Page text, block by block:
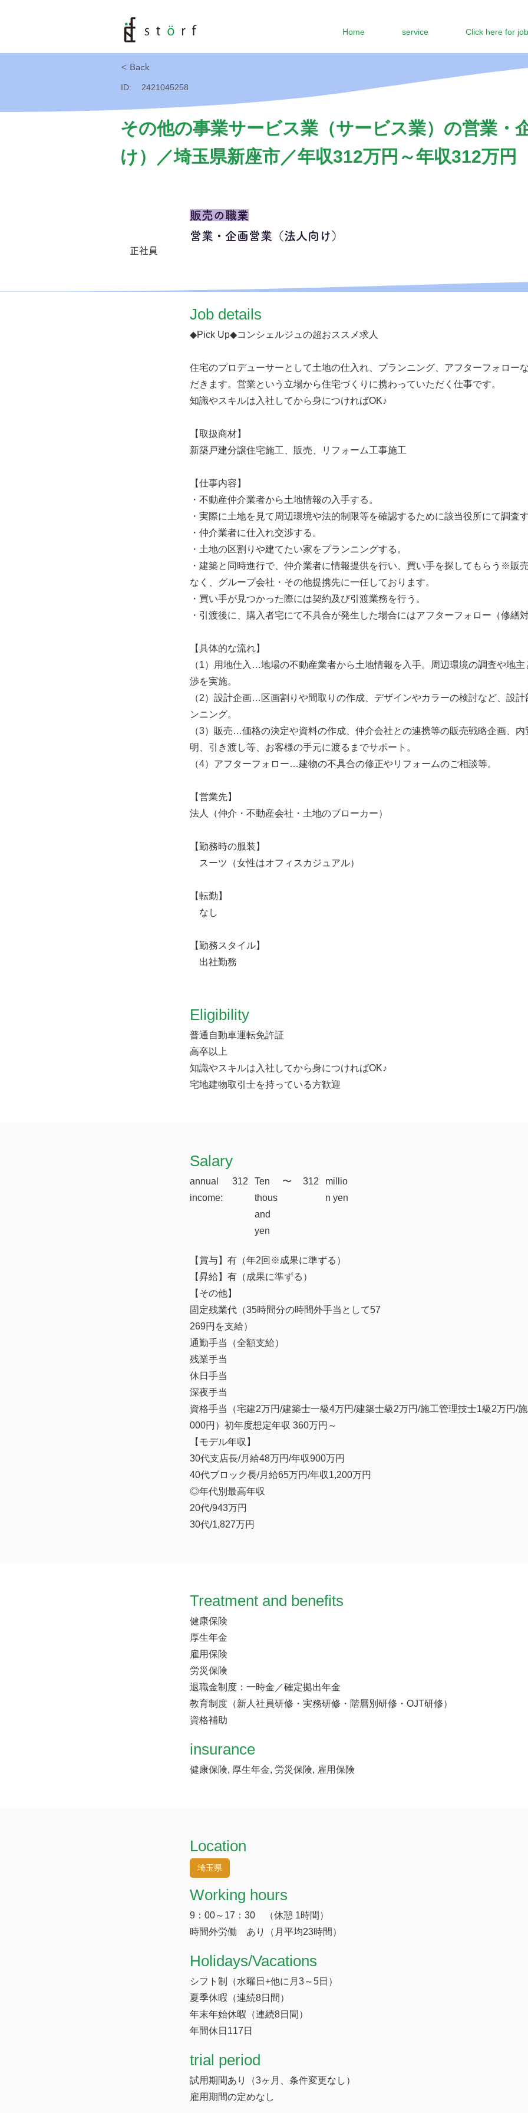
Home service Click here for
< Back
ID: 2421045258
その他の事業サービス業（サービス業）の営業・
け）／埼玉県新座市／年収312万円～年収312万円
正社員
販売の職業
営業・企画営業（法人向け）
​Job details
◆Pick Up◆コンシェルジュの超おススメ求人
住宅のプロデューサーとして土地の仕入れ、プランニング、アフターフォロー
だきます。営業という立場から住宅づくりに携わっていただく仕事です。
知識やスキルは入社してから身につければOK♪
【取扱商材】
新築戸建分譲住宅施工、販売、リフォーム工事施工
【仕事内容】
・不動産仲介業者から土地情報の入手する。
・実際に土地を見て周辺環境や法的制限等を確認するために該当役所にて調査す
・仲介業者に仕入れ交渉する。
・土地の区割りや建てたい家をプランニングする。
・建築と同時進行で、仲介業者に情報提供を行い、買い手を探してもらう※販
なく、グループ会社・その他提携先に一任しております。
・買い手が見つかった際には契約及び引渡業務を行う。
・引渡後に、購入者宅にて不具合が発生した場合にはアフターフォロー（修繕
【具体的な流れ】
（1）用地仕入…地場の不動産業者から土地情報を入手。周辺環境の調査や地
渉を実施。
（2）設計企画…区画割りや間取りの作成、デザインやカラーの検討など、設計
ンニング。
（3）販売…価格の決定や資料の作成、仲介会社との連携等の販売戦略企画、内
明、引き渡し等、お客様の手元に渡るまでサポート。
（4）アフターフォロー…建物の不具合の修正やリフォームのご相談等。
【営業先】
法人（仲介・不動産会社・土地のブローカー）
【勤務時の服装】
スーツ（女性はオフィスカジュアル）
【転勤】
なし
【勤務スタイル】
出社勤務
Eligibility
普通自動車運転免許証
高卒以上
知識やスキルは入社してから身につければOK♪
宅地建物取引士を持っている方歓迎
​Salary
annual
income:
312
Ten
thous
and
yen
​〜 312
millio
n yen
【賞与】有（年2回※成果に準ずる）
【昇給】有（成果に準ずる）
【その他】
固定残業代（35時間分の時間外手当として57
269円を支給）
通勤手当（全額支給）
残業手当
休日手当
深夜手当
資格手当（宅建2万円/建築士一級4万円/建築士級2万円/施工管理技士1級2万円/
000円）初年度想定年収 360万円～
【モデル年収】
30代支店長/月給48万円/年収900万円
40代ブロック長/月給65万円/年収1,200万円
◎年代別最高年収
20代/943万円
30代/1,827万円
Treatment and benefits
健康保険
厚生年金
雇用保険
労災保険
退職金制度：一時金／確定拠出年金
教育制度（新人社員研修・実務研修・階層別研修・OJT研修）
資格補助
insurance
健康保険, 厚生年金, 労災保険, 雇用保険
Location
埼玉県
Working hours
9：00～17：30 （休憩 1時間）
時間外労働 あり（月平均23時間）
​Holidays/Vacations
シフト制（水曜日+他に月3～5日）
夏季休暇（連続8日間）
年末年始休暇（連続8日間）
年間休日117日
trial period
試用期間あり（3ヶ月、条件変更なし）
雇用期間の定めなし